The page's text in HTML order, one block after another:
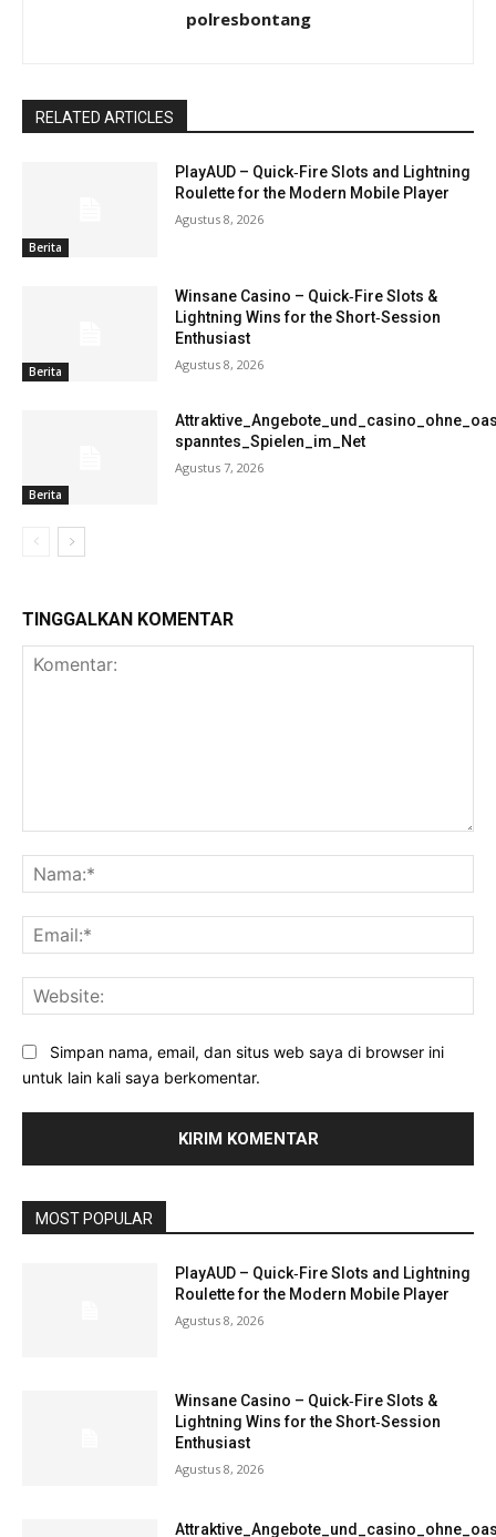
polresbontang
RELATED ARTICLES
Berita
PlayAUD – Quick‑Fire Slots and Lightning
Roulette for the Modern Mobile Player
Agustus 8, 2026
Berita
Winsane Casino – Quick‑Fire Slots &
Lightning Wins for the Short‑Session
Enthusiast
Agustus 8, 2026
Berita
spanntes_Spielen_im_Net
Agustus 7, 2026
TINGGALKAN KOMENTAR
Simpan nama, email, dan situs web saya di browser ini
untuk lain kali saya berkomentar.
MOST POPULAR
PlayAUD – Quick‑Fire Slots and Lightning
Roulette for the Modern Mobile Player
Agustus 8, 2026
Winsane Casino – Quick‑Fire Slots &
Lightning Wins for the Short‑Session
Enthusiast
Agustus 8, 2026